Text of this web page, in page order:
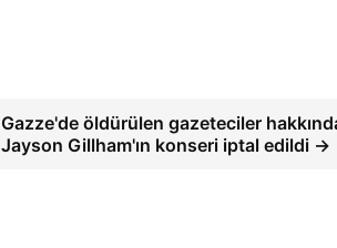
Gazze'de öldürülen gazeteciler
Jayson Gillham'ın konseri iptal edildi →